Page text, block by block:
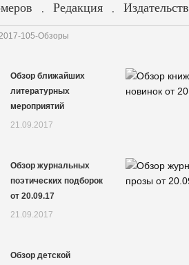
. Редакция .
105-Обзоры
Обзор ближайших
литературных
мероприятий
21.09.2017
Обзор журнальных
поэтических подборок
от 20.09.17
21.09.2017
Обзор детской